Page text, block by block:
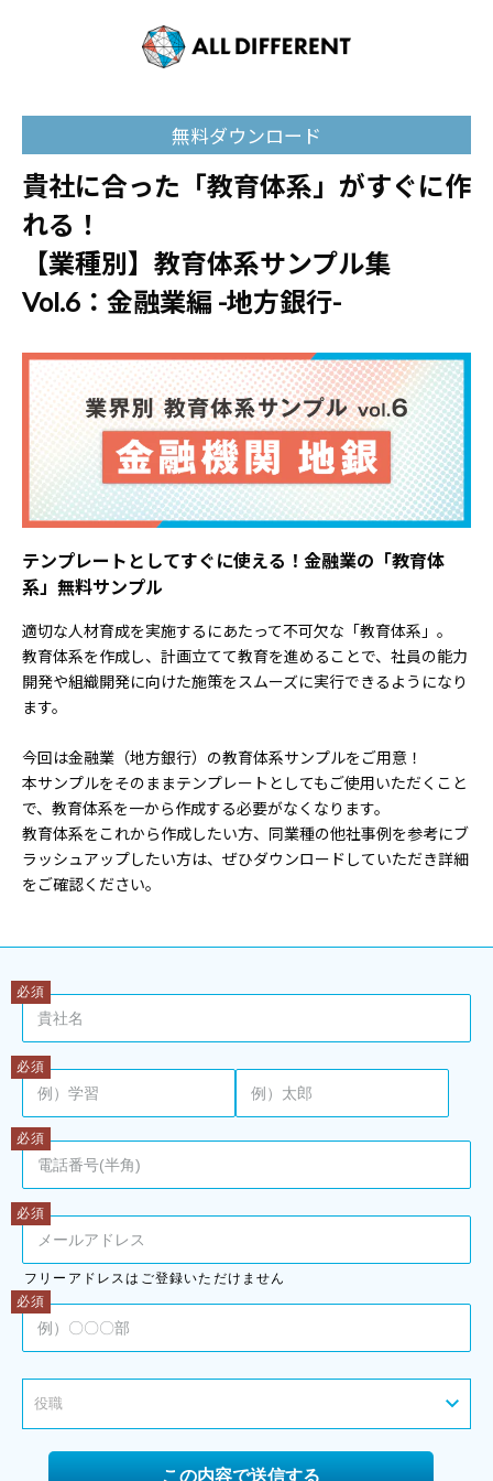
無料ダウンロード
貴社に合った「教育体系」がすぐに作
れる！
【業種別】教育体系サンプル集
Vol.6：金融業編 -地方銀行-
テンプレートとしてすぐに使える！金融業の「教育体
系」無料サンプル
適切な人材育成を実施するにあたって不可欠な「教育体系」。
教育体系を作成し、計画立てて教育を進めることで、社員の能力
開発や組織開発に向けた施策をスムーズに実行できるようになり
ます。
今回は金融業（地方銀行）の教育体系サンプルをご用意！
本サンプルをそのままテンプレートとしてもご使用いただくこと
で、教育体系を一から作成する必要がなくなります。
教育体系をこれから作成したい方、同業種の他社事例を参考にブ
ラッシュアップしたい方は、 ぜひダウンロードしていただき詳細
をご確認ください。